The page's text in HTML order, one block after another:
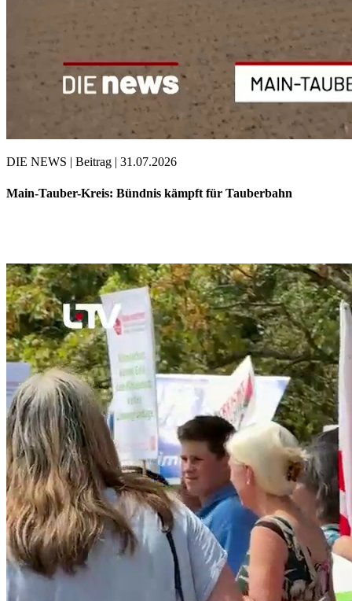
DIE NEWS | Beitrag | 31.07.2026
Main-Tauber-Kreis: Bündnis kämpft für Tauberbahn